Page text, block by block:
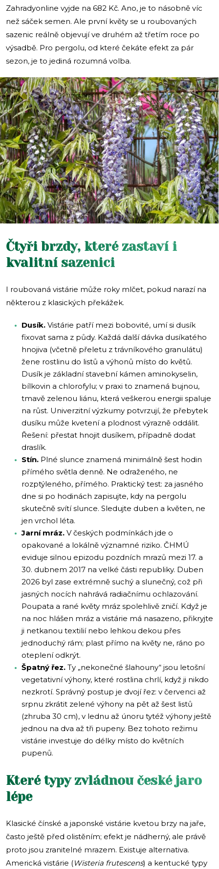
Zahradyonline vyjde na 682 Kč. Ano, je to násobně víc
než sáček semen. Ale první květy se u roubovaných
sazenic reálně objevují ve druhém až třetím roce po
výsadbě. Pro pergolu, od které čekáte efekt za pár
sezon, je to jediná rozumná volba.
i
Čtyři brzdy, které zastaví i
kvalitní sazenici
I roubovaná vistárie může roky mlčet, pokud narazí na
některou z klasických překážek.
Dusík. Vistárie patří mezi bobovité, umí si dusík
fixovat sama z půdy. Každá další dávka dusíkatého
hnojiva (včetně přeletu z trávníkového granulátu)
žene rostlinu do listů a výhonů místo do květů.
Dusík je základní stavební kámen aminokyselin,
bílkovin a chlorofylu; v praxi to znamená bujnou,
tmavě zelenou liánu, která veškerou energii spaluje
na růst. Univerzitní výzkumy potvrzují, že přebytek
dusíku může kvetení a plodnost výrazně oddálit.
Řešení: přestat hnojit dusíkem, případně dodat
draslík.
Stín. Plné slunce znamená minimálně šest hodin
přímého světla denně. Ne odraženého, ne
rozptýleného, přímého. Praktický test: za jasného
dne si po hodinách zapisujte, kdy na pergolu
skutečně svítí slunce. Sledujte duben a květen, ne
jen vrchol léta.
Jarní mráz. V českých podmínkách jde o
opakované a lokálně významné riziko. ČHMÚ
eviduje silnou epizodu pozdních mrazů mezi 17. a
30. dubnem 2017 na velké části republiky. Duben
2026 byl zase extrémně suchý a slunečný, což při
jasných nocích nahrává radiačnímu ochlazování.
Poupata a rané květy mráz spolehlivě zničí. Když je
na noc hlášen mráz a vistárie má nasazeno, přikryjte
ji netkanou textilií nebo lehkou dekou přes
jednoduchý rám; plast přímo na květy ne, ráno po
oteplení odkrýt.
Špatný řez. Ty „nekonečné šlahouny“ jsou letošní
vegetativní výhony, které rostlina chrlí, když ji nikdo
nezkrotí. Správný postup je dvojí řez: v červenci až
srpnu zkrátit zelené výhony na pět až šest listů
(zhruba 30 cm), v lednu až únoru tytéž výhony ještě
jednou na dva až tři pupeny. Bez tohoto režimu
vistárie investuje do délky místo do květních
pupenů.
Které typy zvládnou české jaro
lépe
Klasické čínské a japonské vistárie kvetou brzy na jaře,
často ještě před olistěním; efekt je nádherný, ale právě
proto jsou zranitelné mrazem. Existuje alternativa.
Americká vistárie (Wisteria frutescens) a kentucké typy